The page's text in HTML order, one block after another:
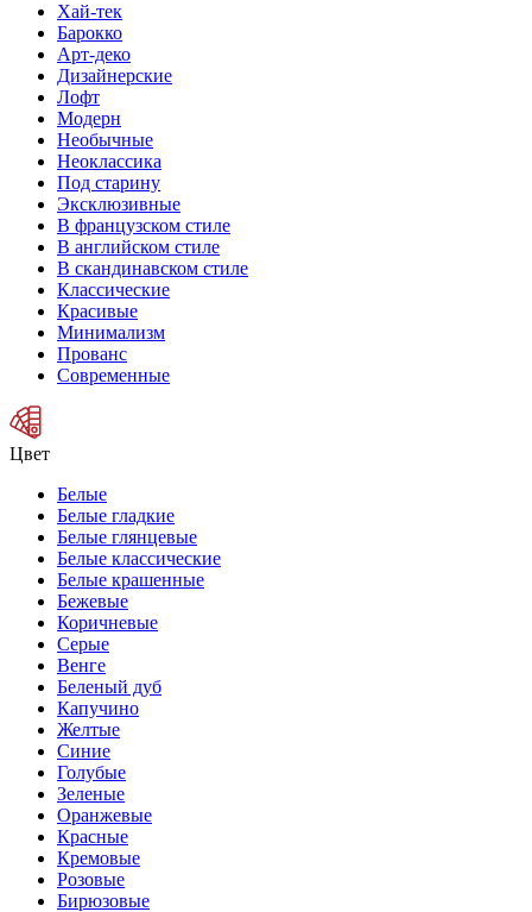
Хай-тек
Барокко
Арт-деко
Дизайнерские
Лофт
Модерн
Необычные
Неоклассика
Под старину
Эксклюзивные
В французском стиле
В английском стиле
В скандинавском стиле
Классические
Красивые
Минимализм
Прованс
Современные
Цвет
Белые
Белые гладкие
Белые глянцевые
Белые классические
Белые крашенные
Бежевые
Коричневые
Серые
Венге
Беленый дуб
Капучино
Желтые
Синие
Голубые
Зеленые
Оранжевые
Красные
Кремовые
Розовые
Бирюзовые